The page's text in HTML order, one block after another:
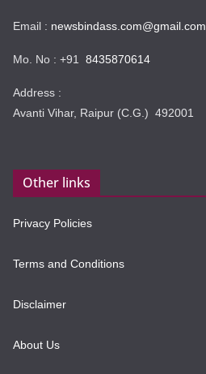
Email : newsbindass.com@gmail.com
Mo. No : +91 8435870614
Address :
Avanti Vihar, Raipur (C.G.) 492001
Other links
Privacy Policies
Terms and Conditions
Disclaimer
About Us